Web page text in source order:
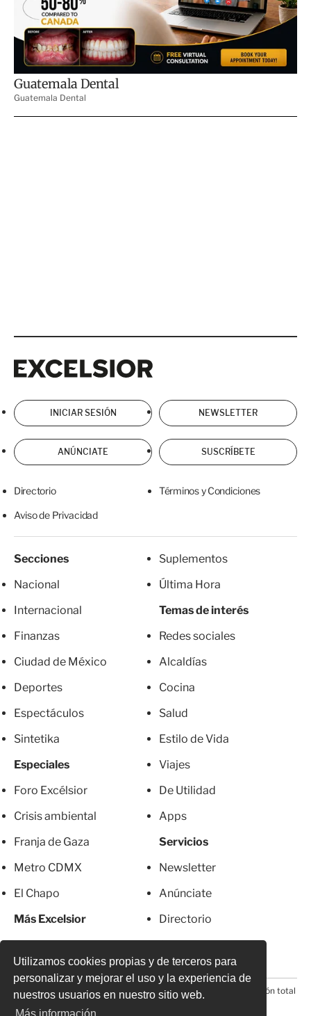
Utilizamos cookies propias y de terceros para
personalizar y mejorar el uso y la experiencia de
nuestros usuarios en nuestro sitio web.
INICIAR SESIÓN NEWSLETTER
ANÚNCIATE SUSCRÍBETE
Directorio Términos y Condiciones
Aviso de Privacidad
Secciones
Nacional
Internacional
Finanzas
Ciudad de México
Deportes
Espectáculos
Sintetika
Especiales
Foro Excélsior
Crisis ambiental
Franja de Gaza
Metro CDMX
El Chapo
Más Excelsior
Suplementos
Última Hora
Temas de interés
Redes sociales
Alcaldías
Cocina
Salud
Estilo de Vida
Viajes
De Utilidad
Apps
Servicios
Newsletter
Anúnciate
Directorio
© 2026 Todos los derechos reservados. Prohibida la reproducción total
o parcial, incluyendo cualquier medio electrónico*